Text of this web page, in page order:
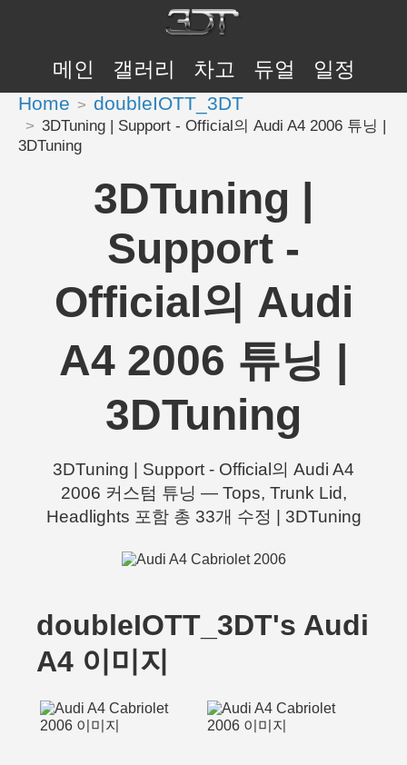
메인 갤러리 차고 듀얼 일정
Home doubleIOTT_3DT
3DTuning | Support - Official의 Audi A4 2006 튜닝 |
3DTuning
3DTuning |
Support -
Official의 Audi
A4 2006 튜닝 |
3DTuning
3DTuning | Support - Official의 Audi A4
2006 커스텀 튜닝 — Tops, Trunk Lid,
Headlights 포함 총 33개 수정 | 3DTuning
doubleIOTT_3DT's Audi
A4 이미지